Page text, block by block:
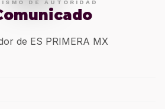
DE AUTORIDAD
de ES PRIMERA MX